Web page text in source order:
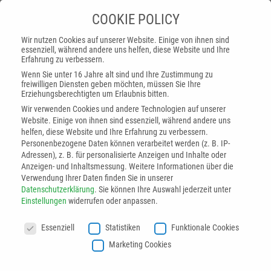
ASIS baut Service weiter aus
Startseite»ASIS baut Service weiter aus
Aufgrund steigender Nachfrage hat ASIS den Servicebereich
breiter aufgestellt. Viele Kunden schätzen den direkten
Draht zum Hersteller und das hohe technische Verständnis
des Personals. So kann zielgerichtet und ohne lange
Umwege mit passenden Lösungen reagiert werden.
Technischer Support, Hilfe bei Anlagenstillständen,
Anlagenwartungen oder -optimierungen sind klassische
COOKIE POLICY
Wir nutzen Cookies auf unserer Website. Einige von ihnen sind
essenziell, während andere uns helfen, diese Website und Ihre
Erfahrung zu verbessern.
Wenn Sie unter 16 Jahre alt sind und Ihre Zustimmung zu
freiwilligen Diensten geben möchten, müssen Sie Ihre
Erziehungsberechtigten um Erlaubnis bitten.
Wir verwenden Cookies und andere Technologien auf unserer
Website. Einige von ihnen sind essenziell, während andere uns
helfen, diese Website und Ihre Erfahrung zu verbessern.
Personenbezogene Daten können verarbeitet werden (z. B. IP-
Adressen), z. B. für personalisierte Anzeigen und Inhalte oder
Anzeigen- und Inhaltsmessung. Weitere Informationen über die
Verwendung Ihrer Daten finden Sie in unserer
Datenschutzerklärung. Sie können Ihre Auswahl jederzeit unter
Einstellungen widerrufen oder anpassen.
Essenziell
Statistiken
Funktionale Cookies
Marketing Cookies